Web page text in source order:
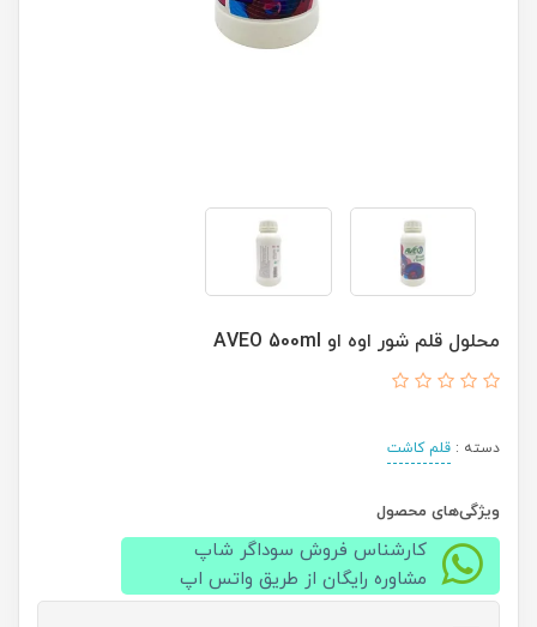
محلول قلم شور اوه او AVEO 500ml
دسته : قلم کاشت
ویژگی‌های محصول
کارشناس فروش سوداگر شاپ
مشاوره رایگان از طریق واتس اپ